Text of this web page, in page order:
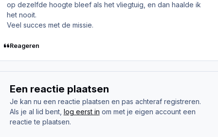
op dezelfde hoogte bleef als het vliegtuig, en dan haalde ik
het nooit.
Veel succes met de missie.
Reageren
Een reactie plaatsen
Je kan nu een reactie plaatsen en pas achteraf registreren.
Als je al lid bent, log eerst in om met je eigen account een
reactie te plaatsen.